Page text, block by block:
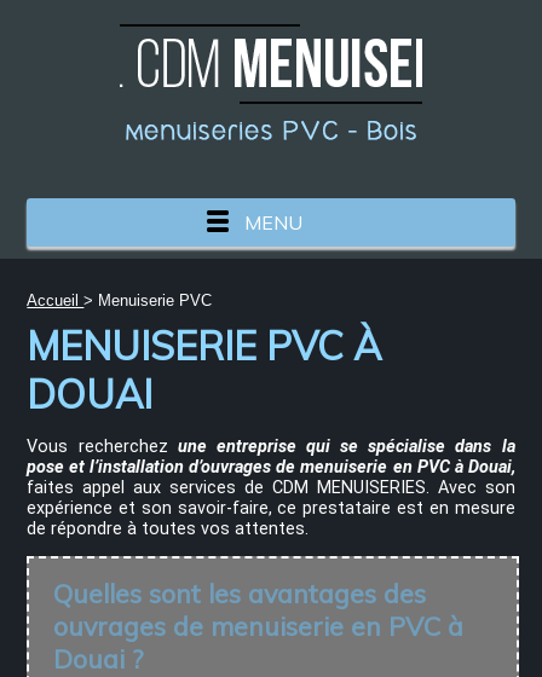
MENU
Accueil> Menuiserie PVC
MENUISERIE PVC À
DOUAI
Vous recherchez une entreprise qui se spécialise dans la
pose et l’installation d’ouvrages de menuiserie en PVC à Douai,
faites appel aux services de CDM MENUISERIES. Avec son
expérience et son savoir-faire, ce prestataire est en mesure
de répondre à toutes vos attentes.
Quelles sont les avantages des
ouvrages de menuiserie en PVC à
Douai ?